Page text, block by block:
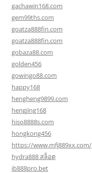
gachawin168.com
gem99ths.com
goatza888fin.com
goatza888fin.com
gobaza88.com
golden456
gowingo88.com
happy168
hengheng9899.com
hengjing168
hiso8888s.com
hongkong456
https://www.mfj889xx.com/
hydra888 สล็อต
ib888pro.bet